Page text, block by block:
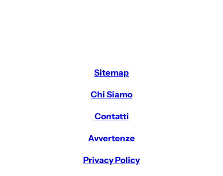
Sitemap
Chi Siamo
Contatti
Avvertenze
Privacy Policy